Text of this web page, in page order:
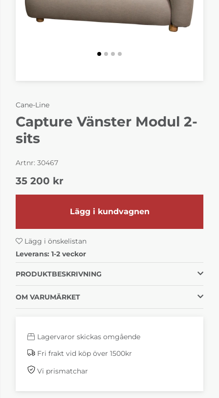
Cane-Line
Capture Vänster Modul 2-
sits
Artnr: 30467
35 200 kr
Lägg i kundvagnen
Lägg i önskelistan
Leverans: 1-2 veckor
PRODUKTBESKRIVNING
OM VARUMÄRKET
Lagervaror skickas omgående
Fri frakt vid köp över 1500kr
Vi prismatchar